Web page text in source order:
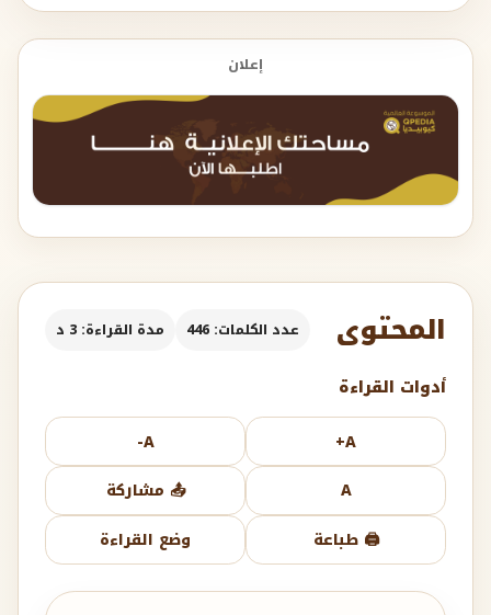
إعلان
المحتوى عدد الكلمات: 446 مدة القراءة: 3 د
أدوات القراءة
A+
A-
A
📤 مشاركة
🖨️ طباعة
وضع القراءة